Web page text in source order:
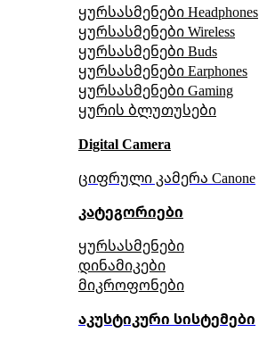
ყურსასმენები Headphones
ყურსასმენები Wireless
ყურსასმენები Buds
ყურსასმენები Earphones
ყურსასმენები Gaming
ყურის ბლუთუსები
Digital Camera
ციფრული კამერა Сanone
კატეგორიები
ყურსასმენები
დინამიკები
მიკროფონები
აკუსტიკური სისტემები